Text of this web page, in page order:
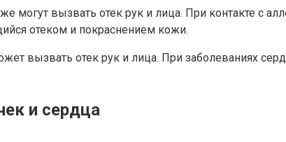
могут вызвать отек рук и лица. При контакте с
отеком и покраснением кожи.
вызвать отек рук и лица. При заболеваниях
и сердца